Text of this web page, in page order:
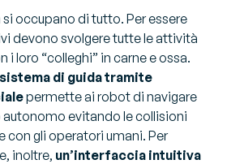
occupano di tutto. Per essere
devono svolgere tutte le attività
i loro “colleghi” in carne e ossa.
di guida tramite
permette ai robot di navigare
evitando le collisioni
con gli operatori umani. Per
inoltre, un’interfaccia intuitiva